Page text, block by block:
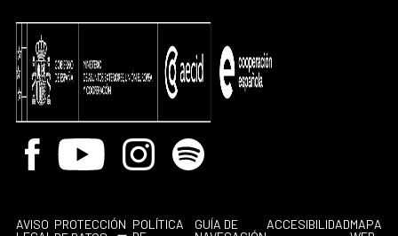
Facebook
Youtube InstagramSpotify
AVISO PROTECCIÓN POLÍTICA
GUÍA DE
ACCESIBILIDADMAPA